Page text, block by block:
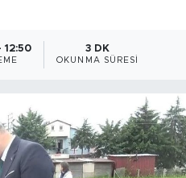
12:50 3 DK
OKUNMA SÜRESI